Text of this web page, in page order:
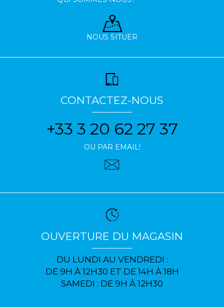
NOUS SITUER
CONTACTEZ-NOUS
+33 3 20 62 27 37
OU PAR EMAIL!
OUVERTURE DU MAGASIN
DU LUNDI AU VENDREDI :
DE 9H À 12H30 ET DE 14H À 18H
SAMEDI : DE 9H À 12H30